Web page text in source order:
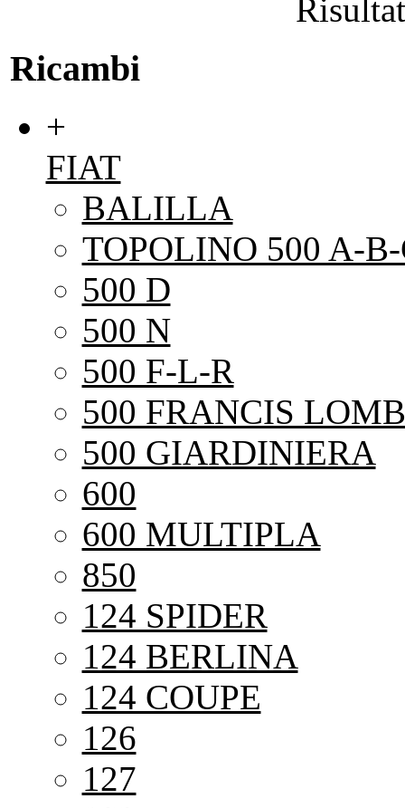
Ricambi
+
FIAT
BALILLA
TOPOLINO 500 A-
500 D
500 N
500 F-L-R
500 FRANCIS
500 GIARDINIERA
600
600 MULTIPLA
850
124 SPIDER
124 BERLINA
124 COUPE
126
127